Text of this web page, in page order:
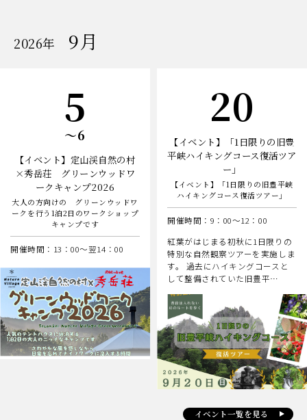
2026年 9月
5
〜6
【イベント】定山渓自然の村
×秀岳荘 グリーンウッドワ
ークキャンプ2026
大人の方向けの グリーンウッドワ
ークを行う1泊2日のワークショップ
キャンプです
開催時間：13：00～翌14：00
20
【イベント】「1日限りの旧豊
平峡ハイキングコース復活ツア
ー」
【イベント】「1日限りの旧豊平峡
ハイキングコース復活ツアー」
開催時間：9：00～12：00
紅葉がはじまる初秋に1日限りの
特別な自然観察ツアーを実施しま
す。 過去にハイキングコースと
して整備されていた旧豊平…
イベント一覧を見る